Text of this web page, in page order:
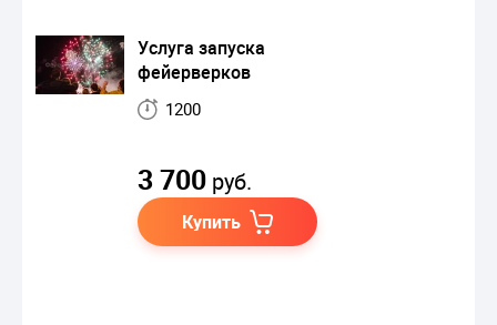
Услуга запуска
фейерверков
1200
3 700 руб.
Купить